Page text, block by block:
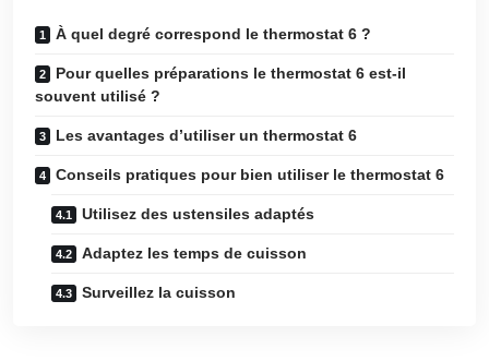
À quel degré correspond le thermostat 6 ?
Pour quelles préparations le thermostat 6 est-il
souvent utilisé ?
Les avantages d’utiliser un thermostat 6
Conseils pratiques pour bien utiliser le thermostat 6
Utilisez des ustensiles adaptés
Adaptez les temps de cuisson
Surveillez la cuisson